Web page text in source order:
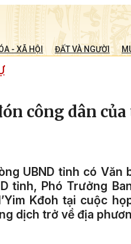
- XÃ HỘI ĐẤT VÀ NGƯỜI
công dân
UBND tỉnh có Văn
tỉnh, Phó Trưởng
Kđoh tại cuộc
dịch trở về địa